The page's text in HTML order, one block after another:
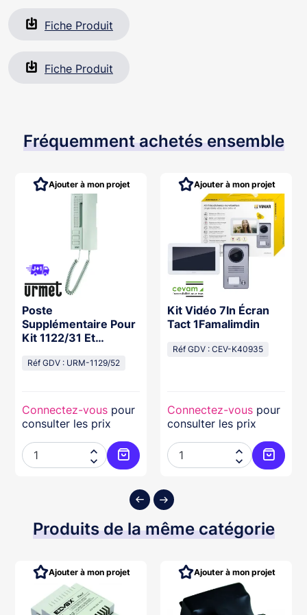
Fiche Produit
Fiche Produit
Fréquemment achetés ensemble
au panier
Poste
Supplémentaire Pour
Kit 1122/31 Et
Réf GDV : URM-1129/52
Connectez-vous pour
consulter les prix


Ajouter au panier
Ajouter à mon projet
Kit Vidéo 7In Écran
Tact 1Famalimdin
Réf GDV : CEV-K40935
Connectez-vous pour
consulter les prix


Ajouter à mon projet
Produits de la même catégorie
Ajouter à mon projet Ajouter à mon projet